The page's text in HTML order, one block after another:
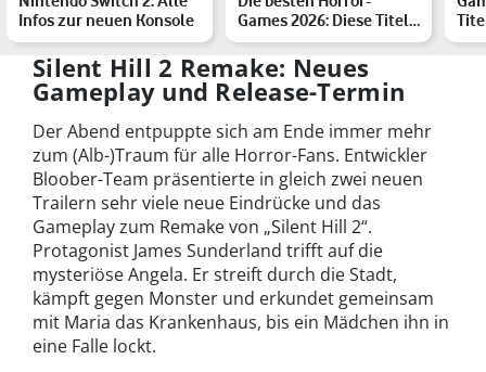
Infos zur neuen Konsole
Games 2026: Diese Titel
musst Du kennen
Silent Hill 2 Remake: Neues
Gameplay und Release-Termin
Der Abend entpuppte sich am Ende immer mehr
zum (Alb-)Traum für alle Horror-Fans. Entwickler
Bloober-Team präsentierte in gleich zwei neuen
Trailern sehr viele neue Eindrücke und das
Gameplay zum Remake von „Silent Hill 2“.
Protagonist James Sunderland trifft auf die
mysteriöse Angela. Er streift durch die Stadt,
kämpft gegen Monster und erkundet gemeinsam
mit Maria das Krankenhaus, bis ein Mädchen ihn in
eine Falle lockt.